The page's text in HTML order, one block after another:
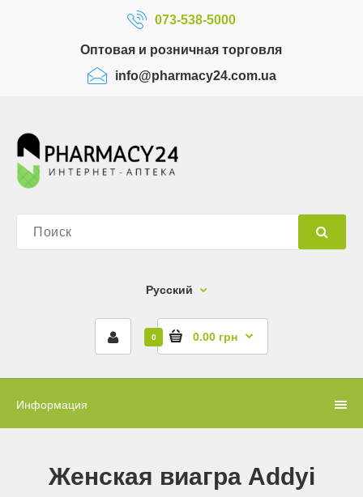
073-538-5000
Оптовая и розничная торговля
info@pharmacy24.com.ua
Русский
0 0.00 грн
Информация
Женская виагра Addyi